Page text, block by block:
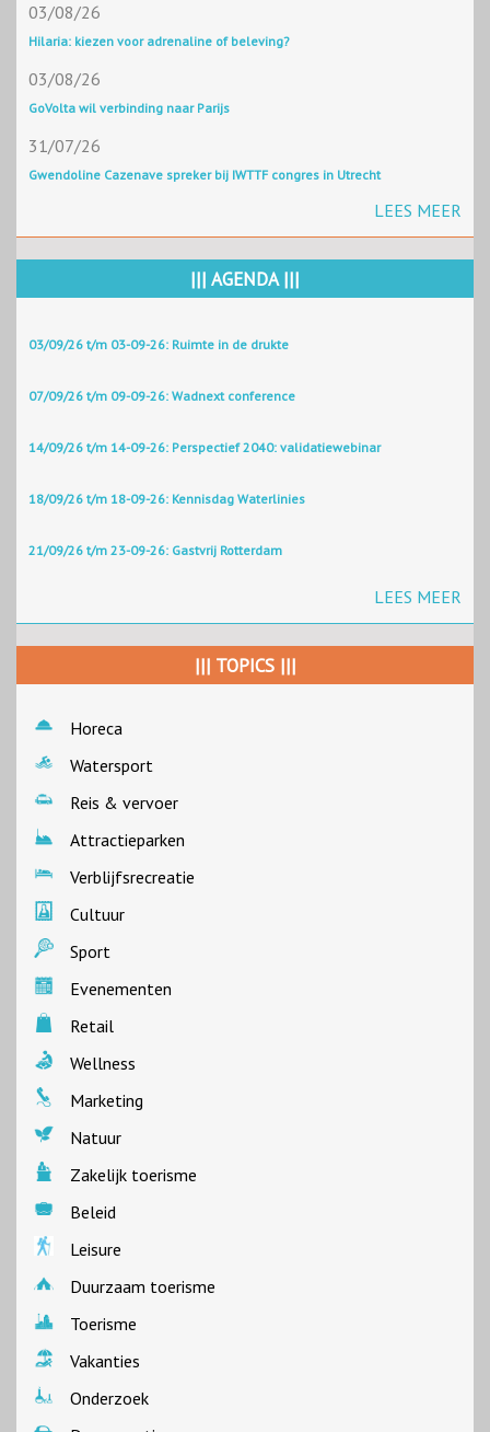
03/08/26
Hilaria: kiezen voor adrenaline of beleving?
03/08/26
GoVolta wil verbinding naar Parijs
31/07/26
Gwendoline Cazenave spreker bij IWTTF congres in Utrecht
LEES MEER
||| AGENDA |||
03/09/26 t/m 03-09-26: Ruimte in de drukte
07/09/26 t/m 09-09-26: Wadnext conference
14/09/26 t/m 14-09-26: Perspectief 2040: validatiewebinar
18/09/26 t/m 18-09-26: Kennisdag Waterlinies
21/09/26 t/m 23-09-26: Gastvrij Rotterdam
LEES MEER
||| TOPICS |||
Horeca
Watersport
Reis & vervoer
Attractieparken
Verblijfsrecreatie
Cultuur
Sport
Evenementen
Retail
Wellness
Marketing
Natuur
Zakelijk toerisme
Beleid
Leisure
Duurzaam toerisme
Toerisme
Vakanties
Onderzoek